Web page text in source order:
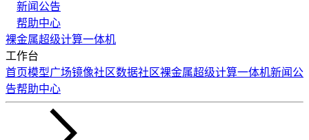
新闻公告
帮助中心
裸金属超级计算一体机
工作台
首页模型广场镜像社区数据社区裸金属超级计算一体机新闻公
告帮助中心